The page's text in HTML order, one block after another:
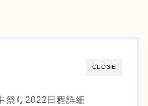
CLOSE
祭り2022日程詳細